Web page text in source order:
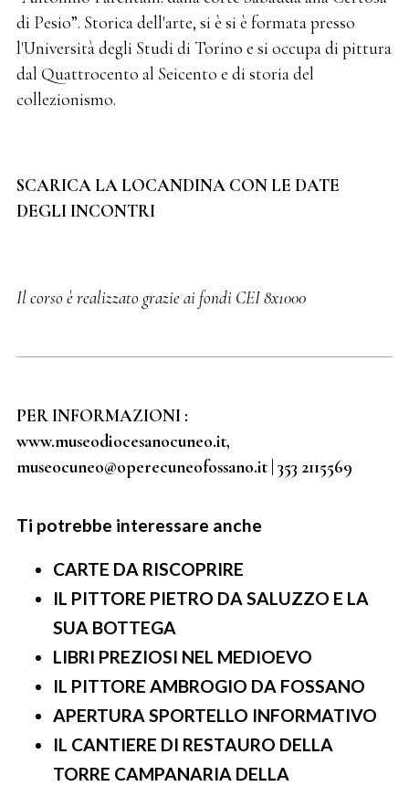
di Pesio”. Storica dell'arte, si è si è formata presso
l'Università degli Studi di Torino e si occupa di pittura
dal Quattrocento al Seicento e di storia del
collezionismo.
SCARICA LA LOCANDINA CON LE DATE
DEGLI INCONTRI
Il corso è realizzato grazie ai fondi CEI 8x1000
PER INFORMAZIONI :
www.museodiocesanocuneo.it,
museocuneo@operecuneofossano.it | 353 2115569
Ti potrebbe interessare anche
CARTE DA RISCOPRIRE
IL PITTORE PIETRO DA SALUZZO E LA
SUA BOTTEGA
LIBRI PREZIOSI NEL MEDIOEVO
IL PITTORE AMBROGIO DA FOSSANO
APERTURA SPORTELLO INFORMATIVO
IL CANTIERE DI RESTAURO DELLA
TORRE CAMPANARIA DELLA